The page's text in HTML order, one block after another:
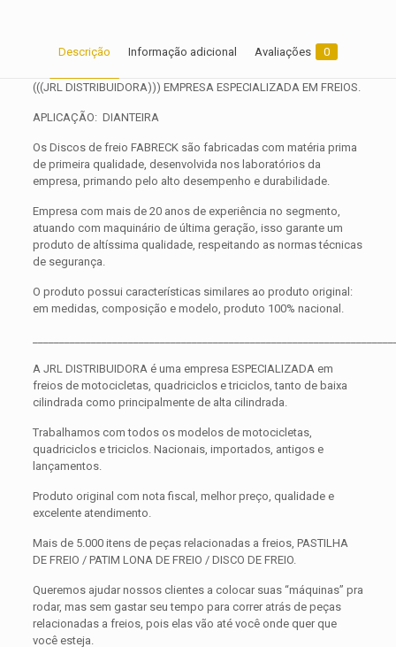
Descrição Informação adicional Avaliações 0
(((JRL DISTRIBUIDORA))) EMPRESA ESPECIALIZADA EM FREIOS.
APLICAÇÃO: DIANTEIRA
Os Discos de freio FABRECK são fabricadas com matéria prima
de primeira qualidade, desenvolvida nos laboratórios da
empresa, primando pelo alto desempenho e durabilidade.
Empresa com mais de 20 anos de experiência no segmento,
atuando com maquinário de última geração, isso garante um
produto de altíssima qualidade, respeitando as normas técnicas
de segurança.
O produto possui características similares ao produto original:
em medidas, composição e modelo, produto 100% nacional.
A JRL DISTRIBUIDORA é uma empresa ESPECIALIZADA em
freios de motocicletas, quadriciclos e triciclos, tanto de baixa
cilindrada como principalmente de alta cilindrada.
Trabalhamos com todos os modelos de motocicletas,
quadriciclos e triciclos. Nacionais, importados, antigos e
lançamentos.
Produto original com nota fiscal, melhor preço, qualidade e
excelente atendimento.
Mais de 5.000 itens de peças relacionadas a freios, PASTILHA
DE FREIO / PATIM LONA DE FREIO / DISCO DE FREIO.
Queremos ajudar nossos clientes a colocar suas “máquinas” pra
rodar, mas sem gastar seu tempo para correr atrás de peças
relacionadas a freios, pois elas vão até você onde quer que
você esteja.